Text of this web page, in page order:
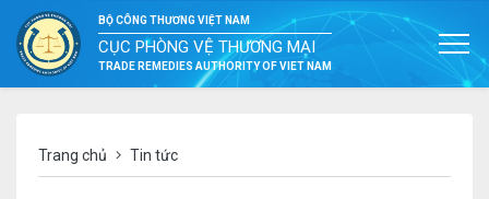
BỘ CÔNG THƯƠNG VIỆT NAM
CỤC PHÒNG VỆ THƯƠNG MẠI
TRADE REMEDIES AUTHORITY OF VIET NAM
Trang chủ Tin tức